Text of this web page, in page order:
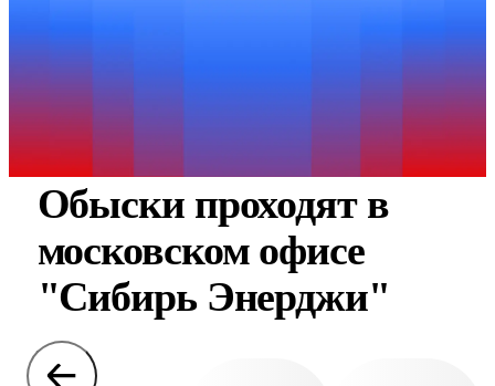
Обыски проходят в
московском офисе
"Сибирь Энерджи"